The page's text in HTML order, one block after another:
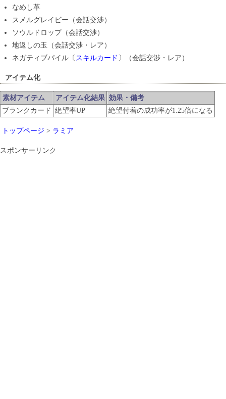
なめし革
スメルグレイビー（会話交渉）
ソウルドロップ（会話交渉）
地返しの玉（会話交渉・レア）
ネガティブパイル〔 スキルカード 〕（会話交渉・レア）
アイテム化
素材アイテム アイテム化結果 効果・備考
ブランクカード 絶望率UP 絶望付着の成功率が1.25倍になる
トップページ > ラミア
スポンサーリンク